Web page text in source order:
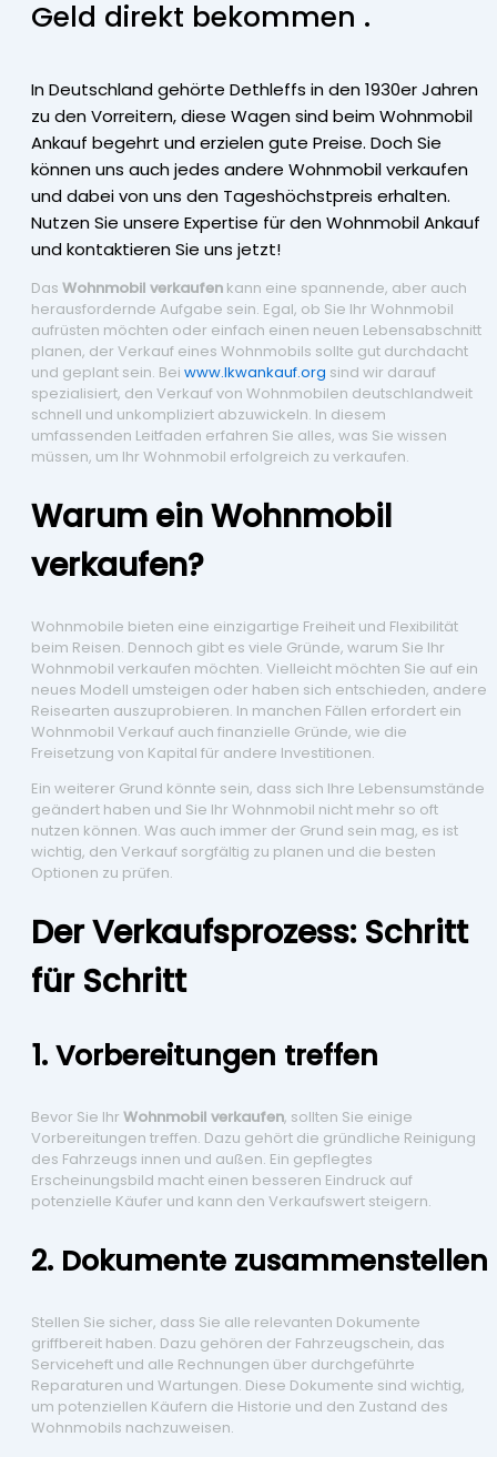
Geld direkt bekommen .
In Deutschland gehörte Dethleffs in den 1930er Jahren
zu den Vorreitern, diese Wagen sind beim Wohnmobil
Ankauf begehrt und erzielen gute Preise. Doch Sie
können uns auch jedes andere Wohnmobil verkaufen
und dabei von uns den Tageshöchstpreis erhalten.
Nutzen Sie unsere Expertise für den Wohnmobil Ankauf
und kontaktieren Sie uns jetzt!
Das Wohnmobil verkaufen kann eine spannende, aber auch
herausfordernde Aufgabe sein. Egal, ob Sie Ihr Wohnmobil
aufrüsten möchten oder einfach einen neuen Lebensabschnitt
planen, der Verkauf eines Wohnmobils sollte gut durchdacht
und geplant sein. Bei www.lkwankauf.org sind wir darauf
spezialisiert, den Verkauf von Wohnmobilen deutschlandweit
schnell und unkompliziert abzuwickeln. In diesem
umfassenden Leitfaden erfahren Sie alles, was Sie wissen
müssen, um Ihr Wohnmobil erfolgreich zu verkaufen.
Warum ein Wohnmobil
verkaufen?
Wohnmobile bieten eine einzigartige Freiheit und Flexibilität
beim Reisen. Dennoch gibt es viele Gründe, warum Sie Ihr
Wohnmobil verkaufen möchten. Vielleicht möchten Sie auf ein
neues Modell umsteigen oder haben sich entschieden, andere
Reisearten auszuprobieren. In manchen Fällen erfordert ein
Wohnmobil Verkauf auch finanzielle Gründe, wie die
Freisetzung von Kapital für andere Investitionen.
Ein weiterer Grund könnte sein, dass sich Ihre Lebensumstände
geändert haben und Sie Ihr Wohnmobil nicht mehr so oft
nutzen können. Was auch immer der Grund sein mag, es ist
wichtig, den Verkauf sorgfältig zu planen und die besten
Optionen zu prüfen.
Der Verkaufsprozess: Schritt
für Schritt
1. Vorbereitungen treffen
Bevor Sie Ihr Wohnmobil verkaufen, sollten Sie einige
Vorbereitungen treffen. Dazu gehört die gründliche Reinigung
des Fahrzeugs innen und außen. Ein gepflegtes
Erscheinungsbild macht einen besseren Eindruck auf
potenzielle Käufer und kann den Verkaufswert steigern.
2. Dokumente zusammenstellen
Stellen Sie sicher, dass Sie alle relevanten Dokumente
griffbereit haben. Dazu gehören der Fahrzeugschein, das
Serviceheft und alle Rechnungen über durchgeführte
Reparaturen und Wartungen. Diese Dokumente sind wichtig,
um potenziellen Käufern die Historie und den Zustand des
Wohnmobils nachzuweisen.